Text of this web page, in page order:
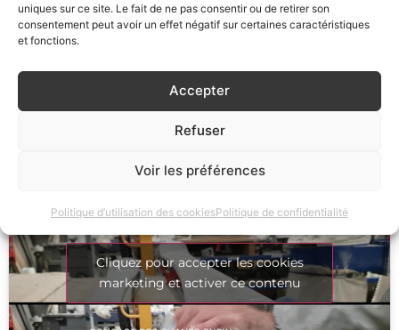
uniques sur ce site. Le fait de ne pas consentir ou de retirer son
consentement peut avoir un effet négatif sur certaines caractéristiques
et fonctions.
Accepter
Refuser
Voir les préférences
Politique d’utilisation des cookiesPolitique de confidentialité
Découvrez toutes les étapes de la
production d’une paire de ski de
Cliquez pour accepter les cookies
marketing et activer ce contenu